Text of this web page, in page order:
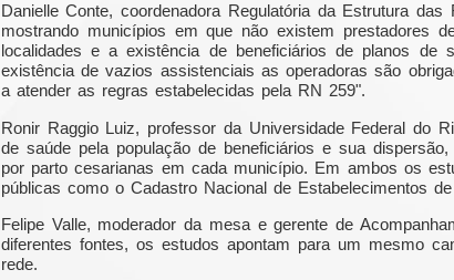
Danielle Conte, coordenadora Regulatória da Estrutura
mostrando municípios em que não existem prestadores
localidades e a existência de beneficiários de planos
existência de vazios assistenciais as operadoras são
a atender as regras estabelecidas pela RN 259".
Ronir Raggio Luiz, professor da Universidade Federal do
de saúde pela população de beneficiários e sua
por parto cesarianas em cada município. Em ambos os
públicas como o Cadastro Nacional de Estabelecimentos
Felipe Valle, moderador da mesa e gerente de
diferentes fontes, os estudos apontam para um mesmo
rede.